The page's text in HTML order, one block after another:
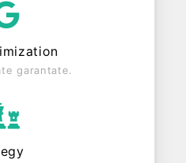
este o entitate inactiva
si are status: RADIATA.
de TVA.
garantate.